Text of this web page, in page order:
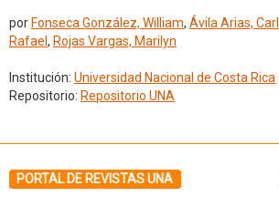
por Fonseca González, William, Ávila Arias,
Rafael , Rojas Vargas, Marilyn
Institución: Universidad Nacional de Costa Rica
Repositorio: Repositorio UNA
PORTAL DE REVISTAS UNA